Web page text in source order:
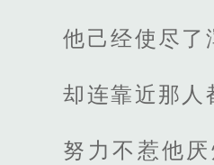
他己经使尽了
却连靠近那人
努力不惹他厌